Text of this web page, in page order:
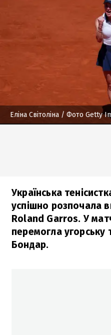
Еліна Світоліна / Фото Getty
Українська
успішно розпочала
Roland Garros. У
перемогла угорську
Бондар.